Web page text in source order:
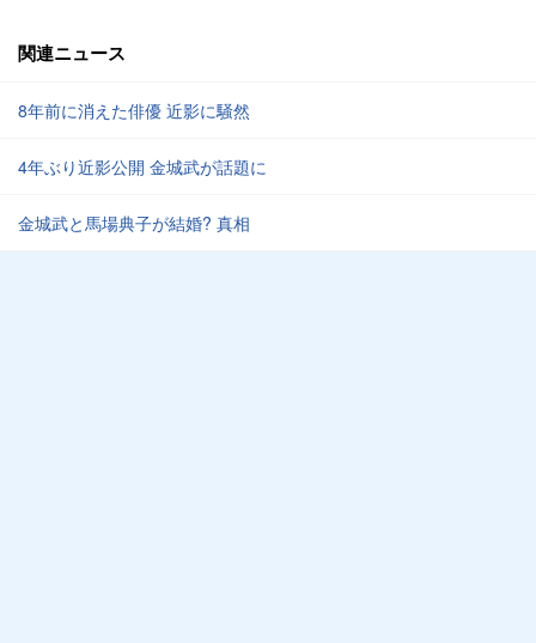
関連ニュース
8年前に消えた俳優 近影に騒然
4年ぶり近影公開 金城武が話題に
金城武と馬場典子が結婚? 真相